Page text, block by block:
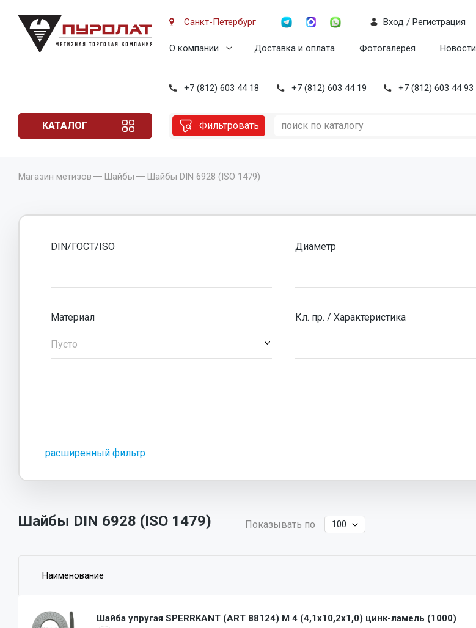
Санкт-Петербург
О компании Доставка и оплата Фотогалерея Новости
Вход / Регистрация
+7 (812) 603 44 18 +7 (812) 603 44 19 +7 (812) 603 44 93
КАТАЛОГ Фильтровать
Магазин метизов Шайбы Шайбы DIN 6928 (ISO 1479)
DIN/ГОСТ/ISO Диаметр
Материал
Пусто
Кл. пр. / Характеристика
расширенный фильтр
Шайбы DIN 6928 (ISO 1479) Показывать по
Наименование
Шайба упругая SPERRKANT (АRT 88124) M 4 (4,1x10,2x1,0) цинк-ламель (1000)